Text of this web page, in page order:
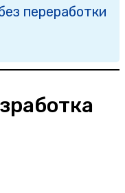
переработки